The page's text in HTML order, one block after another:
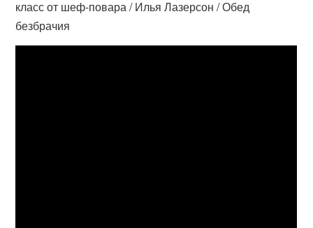
класс от шеф-повара / Илья Лазерсон / Обед
безбрачия